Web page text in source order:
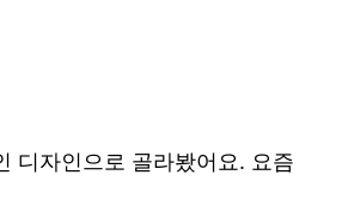
디자인으로 골라봤어요. 요즘